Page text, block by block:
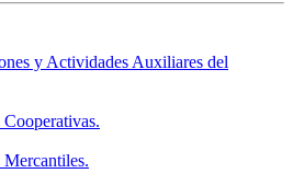
y Actividades Auxiliares del